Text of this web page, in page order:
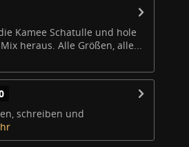
Kamee Schatulle und hole
heraus. Alle Größen, alle...
schreiben und